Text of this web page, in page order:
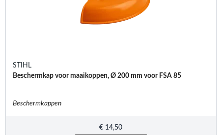
STIHL
Beschermkap voor maaikoppen, Ø 200 mm voor FSA 85
Beschermkappen
€ 14,50